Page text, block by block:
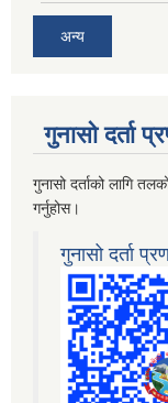
अन्य
गुनासो दर्ता
गुनासो दर्ताको लागि
गर्नुहोस।
गुनासो दर्ता